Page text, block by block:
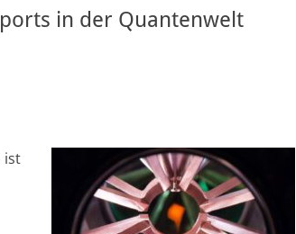
in der Quantenwelt
ist